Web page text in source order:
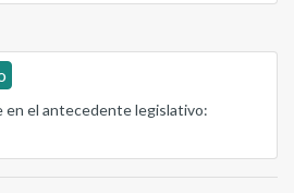
en el antecedente legislativo: